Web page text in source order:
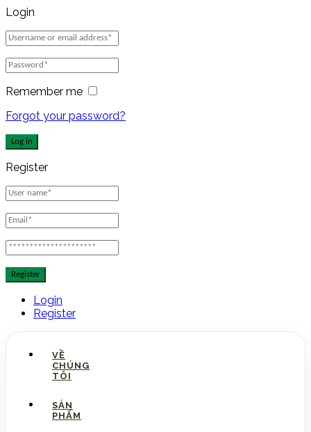
Login
Remember me
Forgot your password?
Log in
Register
Register
Login
Register
VỀ
CHÚNG
TÔI
SẢN
PHẨM